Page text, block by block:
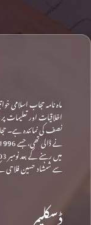
ماہ نامہ حجاب اسلامی
اخلاقیات اور تعلیمات
سے شمشاد حسین فلاحی
ڈسکلیمر